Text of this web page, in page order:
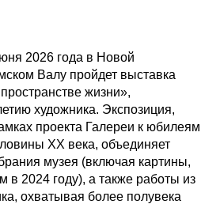
2026 года в Новой
Валу пройдет выставка
жизни»,
художника. Экспозиция,
проекта Галереи к юбилеям
ХХ века, объединяет
музея (включая картины,
в 2024 году), а также работы из
охватывая более полувека